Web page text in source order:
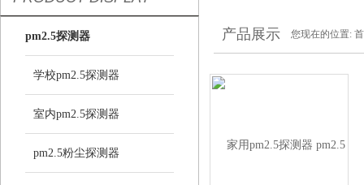
pm2.5探测器
学校pm2.5探测器
室内pm2.5探测器
pm2.5粉尘探测器
产品展示 您现在的位置: